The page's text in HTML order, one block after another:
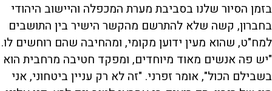
בזמן הסיור שלנו בסביבת מערת המכפלה והיישוב היהודי
בחברון, קשה שלא להתרשם מהקשר הישיר בין התושבים
למח"ט, שהוא מעין ידוען מקומי, ומהחיבה שהם רוחשים לו.
"יש פה אנשים מאוד מיוחדים, ומפקד חטיבה מרחבית הוא
בשבילם הכול", אומר זפרני. "זה לא רק עניין ביטחוני, אני